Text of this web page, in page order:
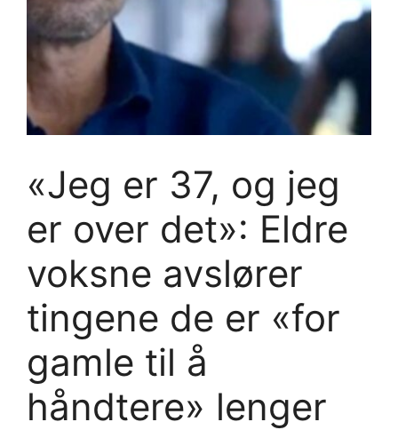
«Jeg er 37, og jeg
er over det»: Eldre
voksne avslører
tingene de er «for
gamle til å
håndtere» lenger